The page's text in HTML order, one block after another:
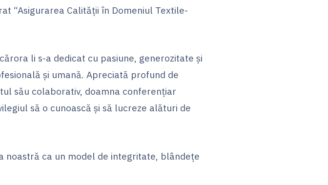
“Asigurarea Calității în Domeniul Textile-
li s-a dedicat cu pasiune, generozitate și
și umană. Apreciată profund de
său colaborativ, doamna conferențiar
să o cunoască și să lucreze alături de
noastră ca un model de integritate, blândețe